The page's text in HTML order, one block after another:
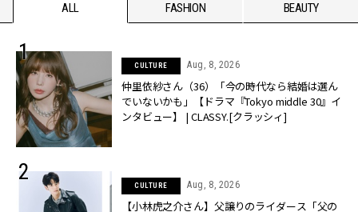
ALL FASHION BEAUTY
CULTURE Aug, 8, 2026
仲里依紗さん（36）「今の時代なら結婚は選ん
でいないかも」【ドラマ『Tokyo middle 30』イ
ンタビュー】 | CLASSY.[クラッシィ]
CULTURE Aug, 8, 2026
【小林虎之介さん】父譲りのライダース「父の